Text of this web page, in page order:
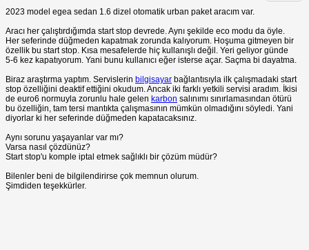
2023 model egea sedan 1.6 dizel otomatik urban paket aracım var.
Aracı her çalıştırdığımda start stop devrede. Aynı şekilde eco modu da öyle.
Her seferinde düğmeden kapatmak zorunda kalıyorum. Hoşuma gitmeyen bir
özellik bu start stop. Kısa mesafelerde hiç kullanışlı değil. Yeri geliyor günde
5-6 kez kapatıyorum. Yani bunu kullanıcı eğer isterse açar. Saçma bi dayatma.
Biraz araştırma yaptım. Servislerin bilgisayar bağlantısıyla ilk çalışmadaki start
stop özelliğini deaktif ettiğini okudum. Ancak iki farklı yetkili servisi aradım. İkisi
de euro6 normuyla zorunlu hale gelen karbon salınımı sınırlamasından ötürü
bu özelliğin, tam tersi mantıkta çalışmasının mümkün olmadığını söyledi. Yani
diyorlar ki her seferinde düğmeden kapatacaksınız.
Aynı sorunu yaşayanlar var mı?
Varsa nasıl çözdünüz?
Start stop'u komple iptal etmek sağlıklı bir çözüm müdür?
Bilenler beni de bilgilendirirse çok memnun olurum.
Şimdiden teşekkürler.